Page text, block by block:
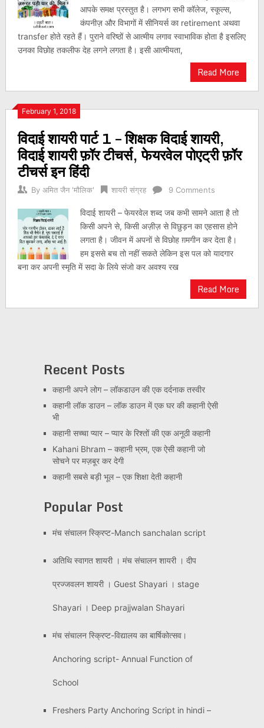
आपके समक्ष प्रस्तुत है। लगभग सभी कॉलेज, स्कूल्स,
कंपनीज़ और विभागों में सीनियर्स का retirement अथवा
transfer होते रहते हैं। पुराने वरिष्ठों से आत्मीय लगाव स्वाभाविक होता है इसलिए
उनका विछोह तकलीफ देह लगने लगता है। इसी आत्मीयता,
Read More
February 1, 2018
विदाई शायरी पार्ट 1 – शिक्षक विदाई शायरी,
विदाई शायरी फ़ॉर टीचर्स, फेयरवेल पोएट्री फ़ॉर
टीचर्स इन हिंदी
By अमित जैन 'मौलिक' शायरी संग्रह 9 Comments
विदाई शायरी – फेयरवेल शब्द जब कभी सामने आता है तो
किसी अपने से, किसी अज़ीज़ से विछुड़न का एहसास होने
लगता है। जीवन में अपनों से विछोह ग़मगीन कर देता है।
हम इससे बच तो नहीं सकते लेकिन इस पल को यादगार
बना कर अपनी स्मृति में सदा के लिये संजो कर अवश्य रख
Read More
Recent Posts
कहानी अपने लोग – लॉकडाउन की एक दर्दनाक तस्वीर
कहानी लॉक डाउन – लॉक डाउन में एक घर की कहानी ऐसी
भी
कहानी सच्चा प्यार – प्यार के रिश्तों की एक अनूठी कहानी
Kahani Bhram – कहानी भ्रम, एक ऐसी कहानी जो
सोचने पर मज़बूर कर देगी
कहानी सबसे बड़ी भूल – एक शिक्षा देती कहानी
Popular Post
मंच संचालन स्क्रिप्ट-Manch sanchalan script
अतिथि स्वागत शायरी । मंच संचालन शायरी । दीप
प्रज्जवलन शायरी । Guest Shayari । stage
Shayari । Deep prajjwalan Shayari
मंच संचालन स्क्रिप्ट-विद्यालय का बार्षिकोत्सव।
Anchoring script- Annual Function of
School
Freshers Party Anchoring Script in hindi –